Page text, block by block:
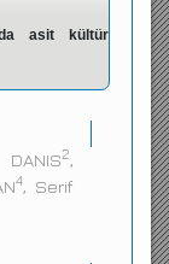
asit kültür
2,
4, Serif